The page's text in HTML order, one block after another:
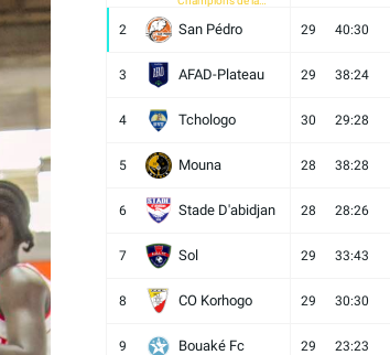
2 San Pédro 29 40:30
3 AFAD-Plateau 29 38:24
4 Tchologo 30 29:28
5 Mouna 28 38:28
6 Stade D'abidjan 28 28:26
7 Sol 29 33:43
8 CO Korhogo 29 30:30
9 Bouaké Fc 29 23:23